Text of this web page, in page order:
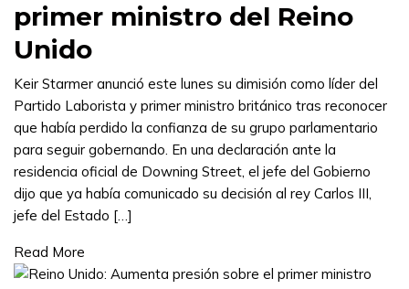
primer ministro del Reino
Unido
Keir Starmer anunció este lunes su dimisión como líder del
Partido Laborista y primer ministro británico tras reconocer
que había perdido la confianza de su grupo parlamentario
para seguir gobernando. En una declaración ante la
residencia oficial de Downing Street, el jefe del Gobierno
dijo que ya había comunicado su decisión al rey Carlos III,
jefe del Estado […]
Read More